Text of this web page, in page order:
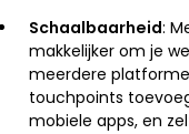
Schaalbaarheid:
makkelijker om je
meerdere
touchpoints
mobiele apps, en